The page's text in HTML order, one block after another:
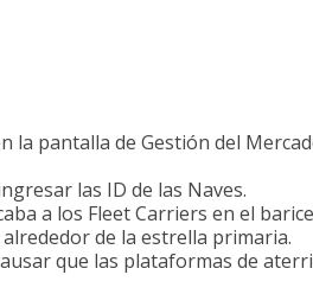
la pantalla de Gestión del
las ID de las Naves.
a los Fleet Carriers en el
de la estrella primaria.
que las plataformas de